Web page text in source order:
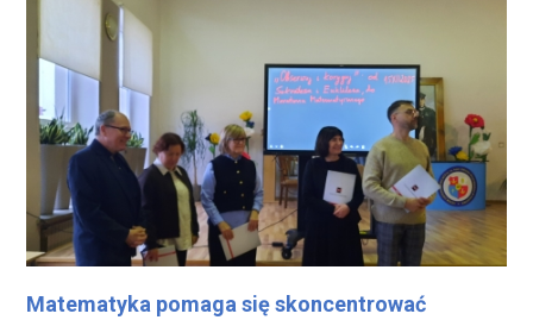
Matematyka pomaga się skoncentrować